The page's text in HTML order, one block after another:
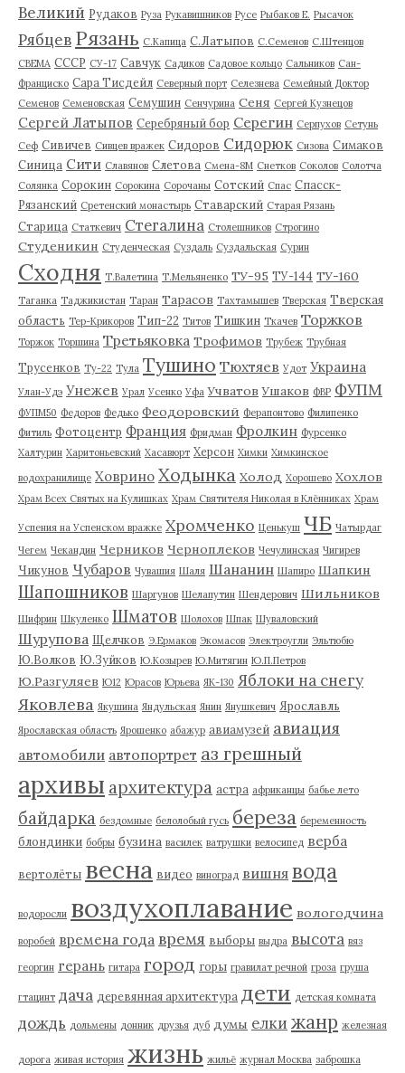
Великий Рудаков Руза Рукавишников Русе Рыбаков Е. Рысачок
Рябцев Рязань С.Капица С.Латыпов С.Семенов С.Штенцов
СВЕМА СССР СУ-17 Савчук Садиков Садовое кольцо Сальников Сан-
Франциско Сара Тисдейл Северный порт Селезнева Семейный Доктор
Семенов Семеновская Семушин Сенчурина Сеня Сергей Кузнецов
Сергей Латыпов Серебряный бор Серегин Серпухов Сетунь
Сеф Сивичев Сивцев вражек Сидоров Сидорюк Сизова Симаков
Синица Сити Славянов Слетова Смена-8М Снетков Соколов Солотча
Солянка Сорокин Сорокина Сорочаны Сотский Спас Спасск-
Рязанский Сретенский монастырь Ставарский Старая Рязань
Старица Статкевич Стегалина Столешников Строгино
Студеникин Студенческая Суздаль Суздальская Сурин
Сходня Т.Валетина Т.Мельяненко ТУ-95 ТУ-144 ТУ-160
Таганка Таджикистан Таран Тарасов Тахтамышев Тверская Тверская
область Тер-Крикоров Тип-22 Титов Тишкин Ткачев Торжков
Торжок Торшина Третьяковка Трофимов Трубеж Трубная
Трусенков Ту-22 Тула Тушино Тюхтяев Удот Украина
Улан-Удэ Унежев Урал Усенко Уфа Учватов Ушаков ФВР ФУПМ
ФУПМ50 Федоров Федько Феодоровский Ферапонтово Филипенко
Фитиль Фотоцентр Франция Фридман Фролкин Фурсенко
Халтурин Харитоньевский Хасавюрт Херсон Химки Химкинское
водохранилище Ховрино Ходынка Холод Хорошево Хохлов
Храм Всех Святых на Кулишках Храм Святителя Николая в Клённиках Храм
Успения на Успенском вражке Хромченко Ценькуш ЧБ Чатырдаг
Чегем Чекандин Черников Черноплеков Чечулинская Чигирев
Чикунов Чубаров Чувашия Шаля Шананин Шапиро Шапкин
Шапошников Шаргунов Шелапутин Шендерович Шильников
Шифрин Шкуленко Шматов Шолохов Шпак Шуваловский
Шурупова Щелчков Э.Ермаков Экомасов Электроугли Эльтюбю
Ю.Волков Ю.Зуйков Ю.Козырев Ю.Митягин Ю.П.Петров
Ю.Разгуляев Ю12 Юрасов Юрьева ЯК-130 Яблоки на снегу
Яковлева Якушина Яндульская Янин Янушкевич Ярославль
Ярославская область Ярошенко абажур авиамузей авиация
автомобили автопортрет аз грешный
архивы архитектура астра африканцы бабье лето
байдарка бездомные белолобый гусь береза беременность
блондинки бобры бузина василек ватрушки велосипед верба
вертолёты весна видео виноград вишня вода
водоросли воздухоплавание вологодчина
воробей времена года время выборы выдра высота вяз
георгин герань гитара город горы гравилат речной гроза груша
гтацинт дача деревянная архитектура дети детская комната
дождь дольмены донник друзья дуб думы елки жанр железная
дорога живая история жизнь жильё журнал Москва заброшка